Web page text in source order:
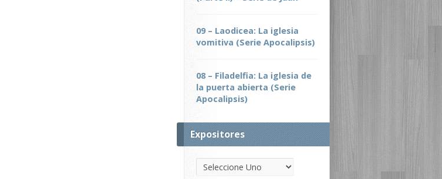
09 – Laodicea: La iglesia
vomitiva (Serie Apocalipsis)
08 – Filadelfia: La iglesia de
la puerta abierta (Serie
Apocalipsis)
Expositores